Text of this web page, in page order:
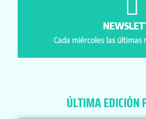
Cada miércoles las últimas
ÚLTIMA EDICIÓN